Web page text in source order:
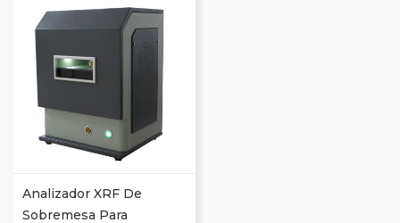
Analizador XRF De
Sobremesa Para